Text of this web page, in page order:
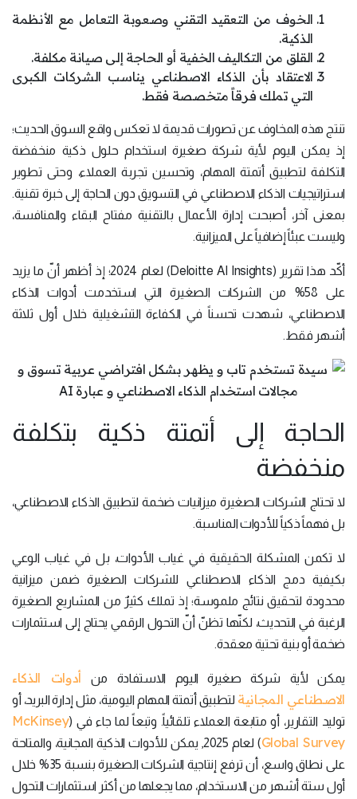
الخوف من التعقيد التقني وصعوبة التعامل مع الأنظمة
الذكية.
القلق من التكاليف الخفية أو الحاجة إلى صيانة مكلفة.
الاعتقاد بأن الذكاء الاصطناعي يناسب الشركات الكبرى
التي تملك فرقاً متخصصة فقط.
تنتج هذه المخاوف عن تصورات قديمة لا تعكس واقع السوق الحديث؛
إذ يمكن اليوم لأية شركة صغيرة استخدام حلول ذكية منخفضة
التكلفة لتطبيق أتمتة المهام، وتحسين تجربة العملاء، وحتى تطوير
استراتيجيات الذكاء الاصطناعي في التسويق دون الحاجة إلى خبرة تقنية.
بمعنى آخر، أصبحت إدارة الأعمال بالتقنية مفتاح البقاء والمنافسة،
وليست عبئاً إضافياً على الميزانية.
أكّد هذا تقرير (Deloitte AI Insights) لعام 2024؛ إذ أظهر أنّ ما يزيد
على 58% من الشركات الصغيرة التي استخدمت أدوات الذكاء
الاصطناعي، شهدت تحسناً في الكفاءة التشغيلية خلال أول ثلاثة
أشهر فقط.
الحاجة إلى أتمتة ذكية بتكلفة
منخفضة
لا تحتاج الشركات الصغيرة ميزانيات ضخمة لتطبيق الذكاء الاصطناعي،
بل فهماً ذكياً للأدوات المناسبة.
لا تكمن المشكلة الحقيقية في غياب الأدوات، بل في غياب الوعي
بكيفية دمج الذكاء الاصطناعي للشركات الصغيرة ضمن ميزانية
محدودة لتحقيق نتائج ملموسة؛ إذ تملك كثيرٌ من المشاريع الصغيرة
الرغبة في التحديث، لكنّها تظنّ أنّ التحول الرقمي يحتاج إلى استثمارات
ضخمة أو بنية تحتية معقدة.
يمكن لأية شركة صغيرة اليوم الاستفادة من أدوات الذكاء
الاصطناعي المجانية لتطبيق أتمتة المهام اليومية، مثل إدارة البريد، أو
توليد التقارير، أو متابعة العملاء تلقائياً. وتبعاً لما جاء في (McKinsey
Global Survey
) لعام 2025, يمكن للأدوات الذكية المجانية، والمتاحة
على نطاق واسع، أن ترفع إنتاجية الشركات الصغيرة بنسبة 35% خلال
أول ستة أشهر من الاستخدام، مما يجعلها من أكثر استثمارات التحول